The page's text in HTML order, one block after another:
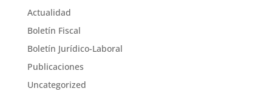
Actualidad
Boletín Fiscal
Boletín Jurídico-Laboral
Publicaciones
Uncategorized